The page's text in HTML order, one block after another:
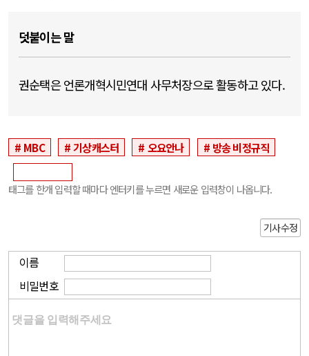
덧붙이는 말
권순택은 언론개혁시민연대 사무처장으로 활동하고 있다.
MBC 기상캐스터 오요안나 방송 비정규직
태그를 한개 입력할 때마다 엔터키를 누르면 새로운 입력창이 나옵니다.
기사수정
이름
비밀번호